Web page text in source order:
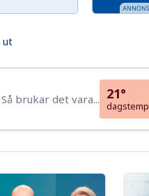
ut
Så brukar det vara... 21°
dagstemp